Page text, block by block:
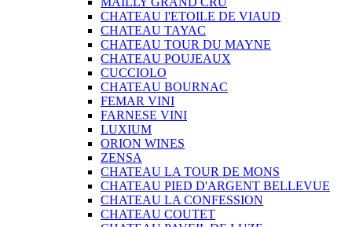
CHATEAU I'ETOILE DE VIAUD
CHATEAU TAYAC
CHATEAU TOUR DU MAYNE
CHATEAU POUJEAUX
CUCCIOLO
CHATEAU BOURNAC
FEMAR VINI
FARNESE VINI
LUXIUM
ORION WINES
ZENSA
CHATEAU LA TOUR DE MONS
CHATEAU PIED D'ARGENT BELLEVUE
CHATEAU LA CONFESSION
CHATEAU COUTET